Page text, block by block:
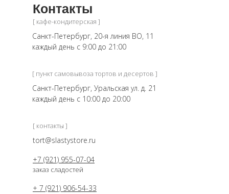
Контакты
[ контакты ]
tort@slastystore.ru
+7 (921) 955-07-04
заказ сладостей
+ 7 (921) 906-54-33
[ пункт самовывоза тортов и десертов ]
Санкт-Петербург, Уральская ул. д. 21
каждый день c 10:00 до 20:00
[ кафе-кондитерская ]
Санкт-Петербург, 20-я линия ВО, 11
каждый день с 9:00 до 21:00